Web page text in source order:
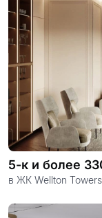
5-к и более
в ЖК Wellton Towers